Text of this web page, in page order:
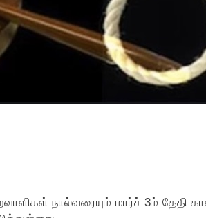
நால்வரையும் மார்ச் 3ம் தேதி